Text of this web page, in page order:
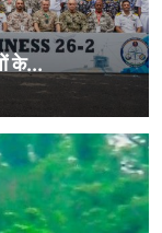
के...